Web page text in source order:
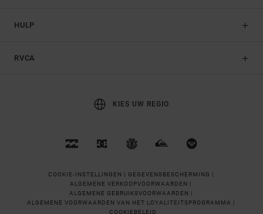
HULP
RVCA
KIES UW REGIO
COOKIE-INSTELLINGEN | GEGEVENSBESCHERMING |
ALGEMENE VERKOOPVOORWAARDEN |
ALGEMENE GEBRUIKSVOORWAARDEN |
ALGEMENE VOORWAARDEN VAN HET LOYALITEITSPROGRAMMA |
COOKIEBELEID